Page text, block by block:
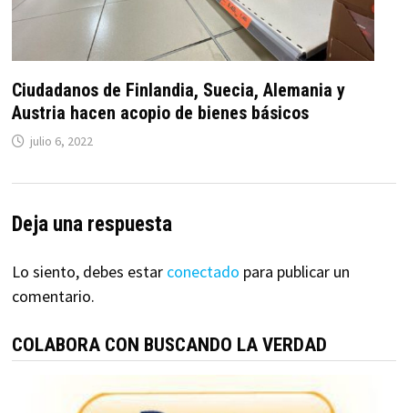
Ciudadanos de Finlandia, Suecia, Alemania y
Austria hacen acopio de bienes básicos
julio 6, 2022
Deja una respuesta
Lo siento, debes estar conectado para publicar un
comentario.
COLABORA CON BUSCANDO LA VERDAD